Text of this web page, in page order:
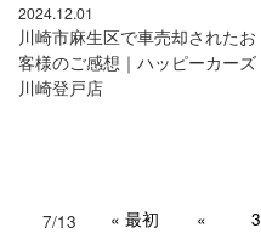
2024.12.01
川崎市麻生区で車売却されたお
客様のご感想｜ハッピーカーズ
川崎登戸店
7/13 « 最初 « 3